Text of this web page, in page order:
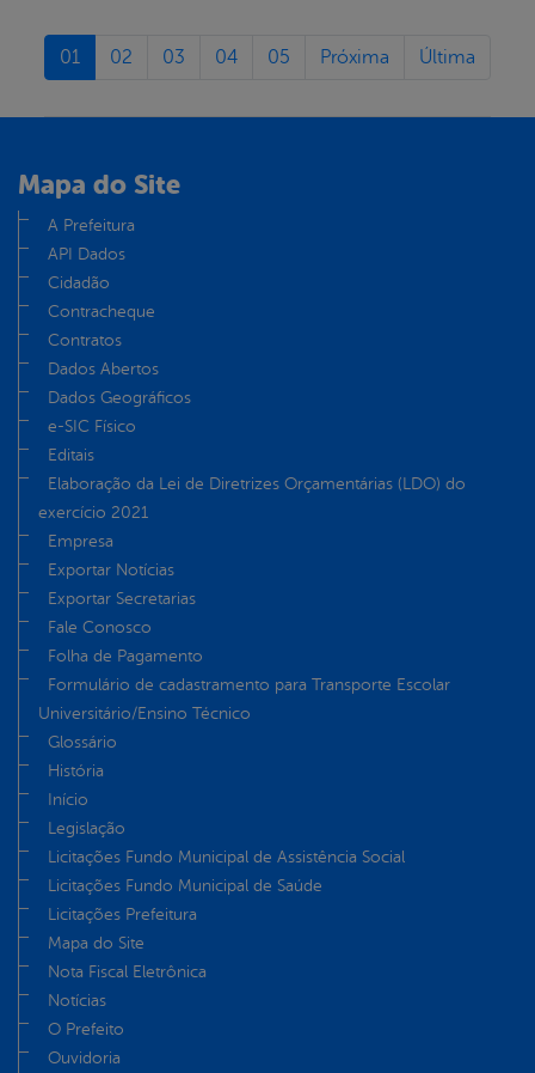
01 02 03 04 05 Próxima Última
Mapa do Site
A Prefeitura
API Dados
Cidadão
Contracheque
Contratos
Dados Abertos
Dados Geográficos
e-SIC Físico
Editais
Elaboração da Lei de Diretrizes Orçamentárias (LDO) do
exercício 2021
Empresa
Exportar Notícias
Exportar Secretarias
Fale Conosco
Folha de Pagamento
Formulário de cadastramento para Transporte Escolar
Universitário/Ensino Técnico
Glossário
História
Início
Legislação
Licitações Fundo Municipal de Assistência Social
Licitações Fundo Municipal de Saúde
Licitações Prefeitura
Mapa do Site
Nota Fiscal Eletrônica
Notícias
O Prefeito
Ouvidoria